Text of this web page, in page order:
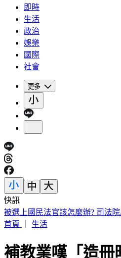
即時
生活
政治
娛樂
國際
社會
更多
快訊
明知蘇丹紅超標4倍還賣 雲林黑
首頁
生活
補教業嘆「造